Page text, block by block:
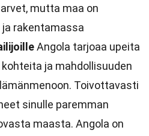
mutta maa on
rakentamassa
Angola tarjoaa upeita
ja mahdollisuuden
Toivottavasti
sinulle paremman
maasta. Angola on